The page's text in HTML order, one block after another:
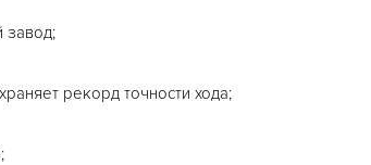
завод;
рекорд точности хода;